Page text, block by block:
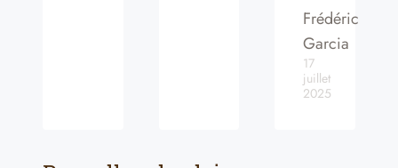
Frédéric
Garcia
17
juillet
2025